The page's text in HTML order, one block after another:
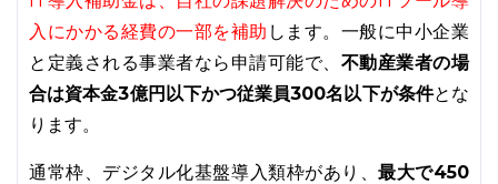
入にかかる経費の一部を補助 します。一般に中小企業
と定義される事業者なら申請可能で、 不動産業者の場
合は資本金3億円以下かつ従業員300名以下が条件とな
ります。
通常枠、デジタル化基盤導入類枠があり、最大で450